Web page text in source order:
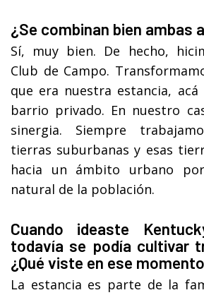
¿Se combinan bien ambas
Sí, muy bien. De hecho,
Club de Campo.
que era nuestra estancia, acá
barrio privado. En nuestro
sinergia. Siempre
tierras suburbanas y esas
hacia un ámbito urbano
natural de la población.
Cuando ideaste
todavía se podía cultivar
¿Qué viste en ese
La estancia es parte de la